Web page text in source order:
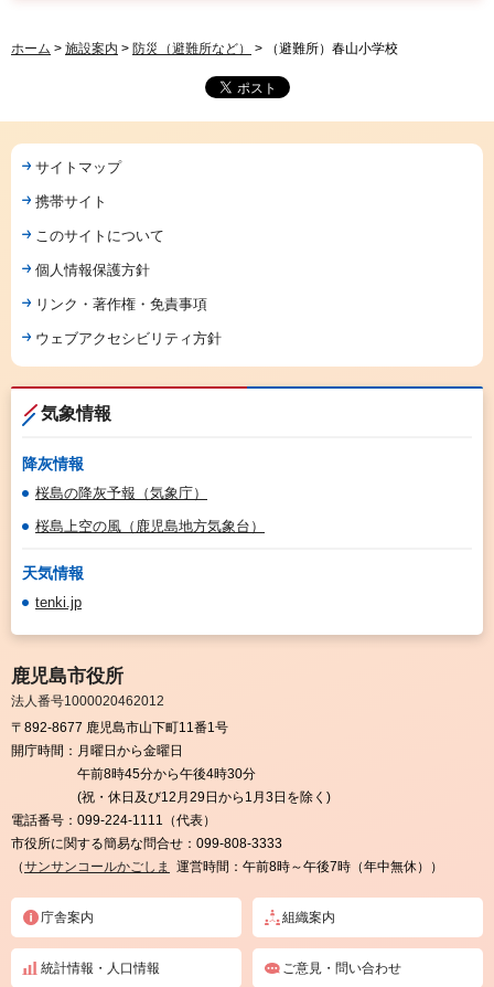
ホーム > 施設案内 > 防災（避難所など） > （避難所）春山小学校
サイトマップ
携帯サイト
このサイトについて
個人情報保護方針
リンク・著作権・免責事項
ウェブアクセシビリティ方針
気象情報
降灰情報
桜島の降灰予報（気象庁）
桜島上空の風（鹿児島地方気象台）
天気情報
tenki.jp
鹿児島市役所
法人番号1000020462012
〒892-8677 鹿児島市山下町11番1号
開庁時間： 月曜日から金曜日
午前8時45分から午後4時30分
(祝・休日及び12月29日から1月3日を除く)
電話番号： 099-224-1111（代表）
市役所に関する簡易な問合せ： 099-808-3333
（サンサンコールかごしま 運営時間：午前8時～午後7時（年中無休））
庁舎案内 組織案内
統計情報・人口情報 ご意見・問い合わせ